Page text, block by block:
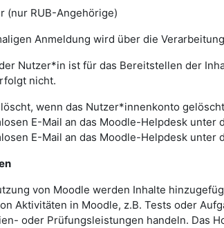
(nur RUB-Angehörige)
Anmeldung wird über die
Nutzer*in ist für das Bereitstellen der
nicht.
wenn das Nutzer*innenkonto
E-Mail an das Moodle-Helpdesk unter
E-Mail an das Moodle-Helpdesk unter
von Moodle werden Inhalte
Aktivitäten in Moodle, z.B. Tests oder
oder Prüfungsleistungen handeln. Das